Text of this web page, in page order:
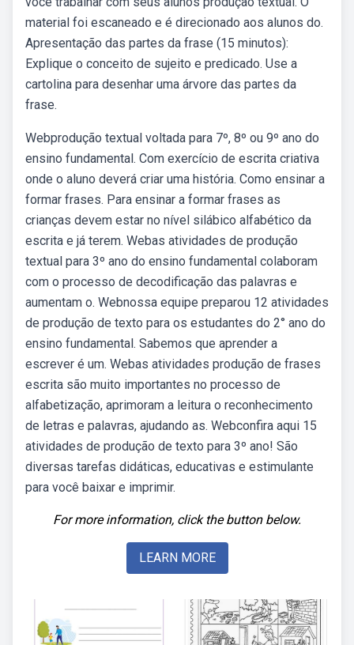
material foi escaneado e é direcionado aos alunos do.
Apresentação das partes da frase (15 minutos):
Explique o conceito de sujeito e predicado. Use a
cartolina para desenhar uma árvore das partes da
frase.
Webprodução textual voltada para 7º, 8º ou 9º ano do
ensino fundamental. Com exercício de escrita criativa
onde o aluno deverá criar uma história. Como ensinar a
formar frases. Para ensinar a formar frases as
crianças devem estar no nível silábico alfabético da
escrita e já terem. Webas atividades de produção
textual para 3º ano do ensino fundamental colaboram
com o processo de decodificação das palavras e
aumentam o. Webnossa equipe preparou 12 atividades
de produção de texto para os estudantes do 2° ano do
ensino fundamental. Sabemos que aprender a
escrever é um. Webas atividades produção de frases
escrita são muito importantes no processo de
alfabetização, aprimoram a leitura o reconhecimento
de letras e palavras, ajudando as. Webconfira aqui 15
atividades de produção de texto para 3º ano! São
diversas tarefas didáticas, educativas e estimulante
para você baixar e imprimir.
For more information, click the button below.
LEARN MORE